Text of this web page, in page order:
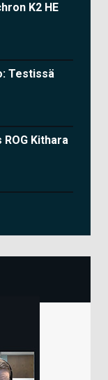
K2 HE
Testissä
Kithara